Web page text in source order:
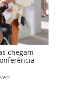
chegam